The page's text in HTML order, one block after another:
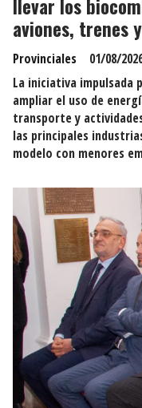
llevar los
aviones, trenes
Provinciales
01/08/
La iniciativa impulsada
ampliar el uso de
transporte y
las principales
modelo con menores